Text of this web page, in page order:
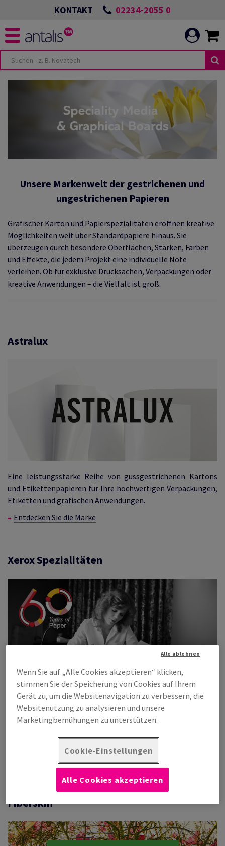
KONTAKT 02234-2055 0
Unsere Markenwelt der gestrichenen und
ungestrichenen Papieren
Grafischer Karton und Papierspezialitäten eröffnen kreative
Möglichkeiten weit über Standardpapiere hinaus. Sie
überzeugen durch besondere Oberflächen, Stärken, Farben
und Effekte, die jedem Projekt eine individuelle Note
verleihen. Ob für exklusive Drucksachen, Verpackungen oder
kreative Anwendungen – die Vielfalt ist groß.
Astralux
Eine leistungsstarke Reihe von gussgestrichenen Kartons
und Etikettenpapieren für Ihre hochwertigen Verpackungen,
Etiketten und grafischen Anwendungen.
Entdecken Sie die Marke
Xerox Spezialitäten
Gehen Sie über Standardpapier hinaus und bieten Sie Ihren
Kunden einzigartige Lösungen mit Mehrwert durch Xerox
Spezialmedien. Getestet von Xerox Labors, um höchste
Entdecken Sie die Marke
Fiberskin
Wenn Sie auf „Alle Cookies akzeptieren“ klicken,
stimmen Sie der Speicherung von Cookies auf Ihrem
Gerät zu, um die Websitenavigation zu verbessern, die
Websitenutzung zu analysieren und unsere
Marketingbemühungen zu unterstützen.
Cookie-Einstellungen
Alle ablehnen
Alle Cookies akzeptieren